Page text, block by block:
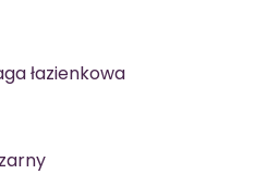
łazienkowa